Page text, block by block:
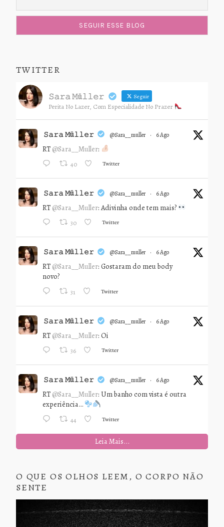
TWITTER
𝚂𝚊𝚛𝚊 𝙼ü𝚕𝚕𝚎𝚛 Seguir
Perita No Lazer, Com Especialidade No Prazer
𝚂𝚊𝚛𝚊 𝙼ü𝚕𝚕𝚎𝚛 @sara__muller · 6 Ago
RT @Sara__Muller:
40 Twitter
𝚂𝚊𝚛𝚊 𝙼ü𝚕𝚕𝚎𝚛 @sara__muller · 6 Ago
RT @Sara__Muller: Adivinha onde tem mais?
30 Twitter
𝚂𝚊𝚛𝚊 𝙼ü𝚕𝚕𝚎𝚛 @sara__muller · 6 Ago
RT @Sara__Muller: Gostaram do meu body
novo?
31 Twitter
𝚂𝚊𝚛𝚊 𝙼ü𝚕𝚕𝚎𝚛 @sara__muller · 6 Ago
RT @Sara__Muller: Oi
36 Twitter
𝚂𝚊𝚛𝚊 𝙼ü𝚕𝚕𝚎𝚛 @sara__muller · 6 Ago
RT @Sara__Muller: Um banho com vista é outra
experiência…
44 Twitter
Leia Mais...
O QUE OS OLHOS LEEM, O CORPO NÃO
SENTE
de